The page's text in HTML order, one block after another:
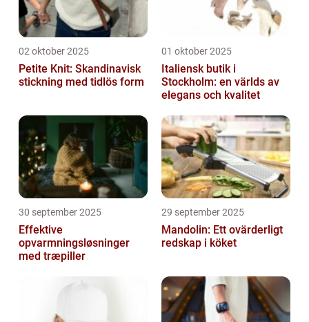
02 oktober 2025
Petite Knit: Skandinavisk
stickning med tidlös form
01 oktober 2025
Italiensk butik i
Stockholm: en världs av
elegans och kvalitet
30 september 2025
Effektive
opvarmningsløsninger
med træpiller
29 september 2025
Mandolin: Ett ovärderligt
redskap i köket